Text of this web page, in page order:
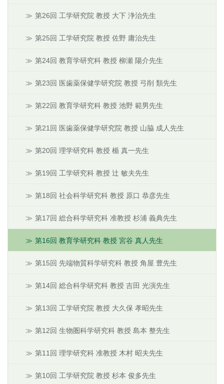
第26回 工学研究院 教授 大下 浄治先生
第25回 工学研究院 教授 佐野 庸治先生
第24回 教育学研究科 教授 柳瀬 陽介先生
第23回 医歯薬保健学研究院 教授 弓削 類先生
第22回 教育学研究科 教授 池野 範男先生
第21回 医歯薬保健学研究院 教授 山脇 成人先生
第20回 理学研究科 教授 楯 真一先生
第19回 工学研究科 教授 辻 敏夫先生
第18回 社会科学研究科 教授 原口 恭彦先生
第17回 総合科学研究科 准教授 杉浦 義典先生
第16回 教育学研究科 教授 宮谷 真人先生
第15回 先端物質科学研究科 教授 角屋 豊先生
第14回 総合科学研究科 教授 吉田 光演先生
第13回 工学研究院 教授 大久保 孝昭先生
第12回 生物圏科学研究科 教授 島本 整先生
第11回 理学研究科 准教授 木村 昭夫先生
第10回 工学研究院 教授 杉本 俊多先生